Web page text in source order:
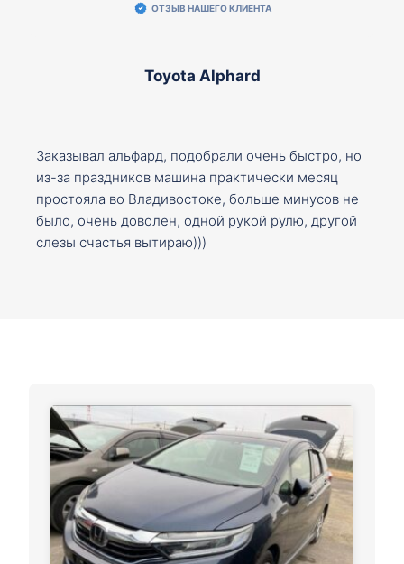
ОТЗЫВ НАШЕГО КЛИЕНТА
Toyota Alphard
Заказывал альфард, подобрали очень быстро, но
из-за праздников машина практически месяц
простояла во Владивостоке, больше минусов не
было, очень доволен, одной рукой рулю, другой
слезы счастья вытираю)))